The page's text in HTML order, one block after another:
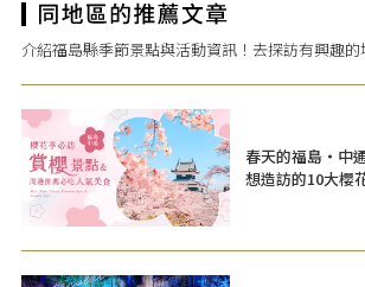
介紹福島縣季節景點與活動資訊！去探訪有興趣的
春天的福島・中
想造訪的10大櫻